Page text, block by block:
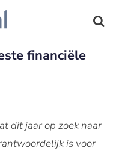
financiële
dit jaar op zoek naar
is voor